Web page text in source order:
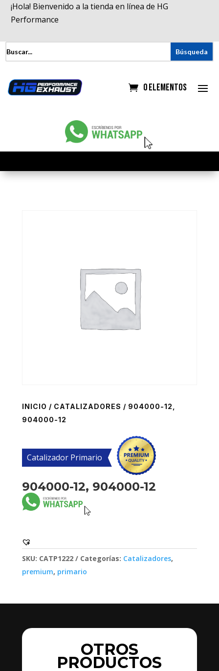
¡Hola! Bienvenido a la tienda en línea de HG
Performance
0 elementos
INICIO / CATALIZADORES / 904000-12,
904000-12
Catalizador Primario
904000-12, 904000-12
SKU: CATP1222 Categorías: Catalizadores,
premium, primario
OTROS
PRODUCTOS